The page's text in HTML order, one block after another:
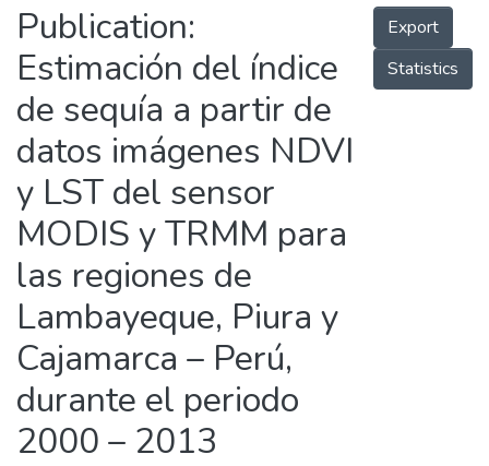
People
Statistics
Publication:
Estimación del índice
de sequía a partir de
datos imágenes NDVI
y LST del sensor
MODIS y TRMM para
las regiones de
Lambayeque, Piura y
Cajamarca – Perú,
durante el periodo
2000 – 2013
Export
Statistics